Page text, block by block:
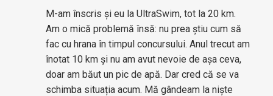
M-am înscris și eu la UltraSwim, tot la 20 km.
Am o mică problemă însă: nu prea știu cum să
fac cu hrana în timpul concursului. Anul trecut am
înotat 10 km și nu am avut nevoie de așa ceva,
doar am băut un pic de apă. Dar cred că se va
schimba situația acum. Mă gândeam la niște